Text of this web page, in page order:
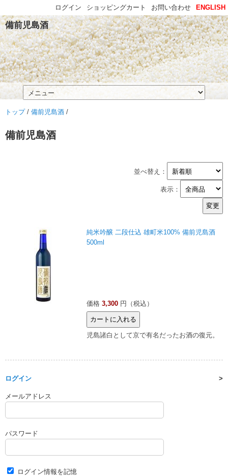
備前児島酒
トップ/ 備前児島酒 /
備前児島酒
並べ替え：
表示：
純米吟醸 二段仕込 雄町米100% 備前児島酒
500ml
価格 3,300 円（税込）
児島諸白として京で有名だったお酒の復元。
ログイン
メールアドレス
パスワード
ログイン情報を記憶
ENGLISH
お問い合わせ
ショッピングカート
ログイン